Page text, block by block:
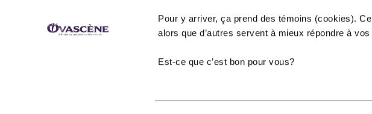
Pour y arriver, ça prend des témoins (cookies).
alors que d’autres servent à mieux répondre à
Est-ce que c’est bon pour vous?
Pas de spam, promis !